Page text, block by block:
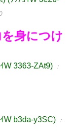
身につけ
W 3363-ZAt9) ：
W b3da-y3SC) ：